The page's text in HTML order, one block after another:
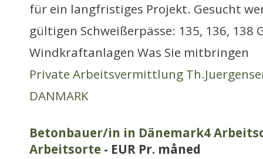
für ein langfristiges Projekt. Gesucht
gültigen Schweißerpässe: 135, 136, 138
Windkraftanlagen Was Sie mitbringen
Private Arbeitsvermittlung
DANMARK
Betonbauer/in in Dänemark4
Arbeitsorte - EUR Pr. måned